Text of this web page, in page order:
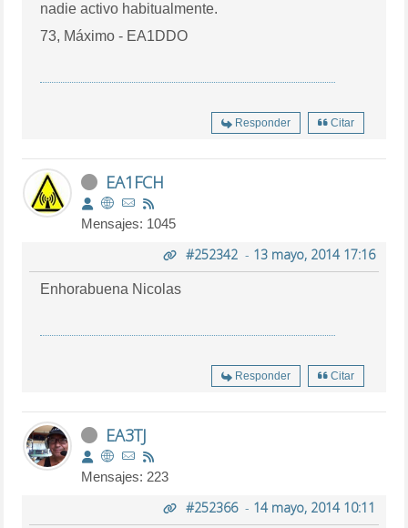
nadie activo habitualmente.
73, Máximo - EA1DDO
Responder Citar
EA1FCH
Mensajes: 1045
#252342- 13 mayo, 2014 17:16
Enhorabuena Nicolas
Responder Citar
EA3TJ
Mensajes: 223
#252366- 14 mayo, 2014 10:11